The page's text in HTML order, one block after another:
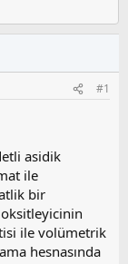
#1
asidik
ile
bir
ile volümetrik
hesnasında